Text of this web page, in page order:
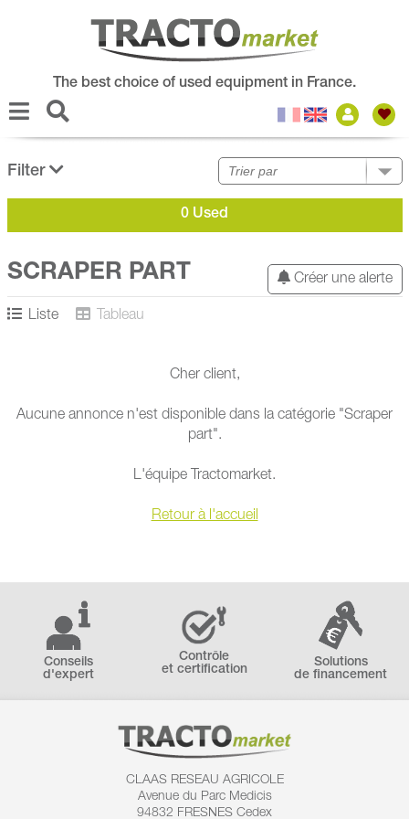
The best choice of used equipment in France.
Filter
0 Used
Créer une alerte
SCRAPER PART
Liste Tableau
Cher client,
Aucune annonce n'est disponible dans la catégorie "Scraper
part".
L'équipe Tractomarket.
Retour à l'accueil
Conseils
d'expert
Contrôle
et certification
Solutions
de financement
CLAAS RESEAU AGRICOLE
Avenue du Parc Medicis
94832 FRESNES Cedex